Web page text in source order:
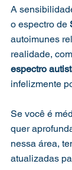
A
o espectro de
autoimunes
realidade,
espectro
infelizmente
Se você é
quer
nessa área,
atualizadas